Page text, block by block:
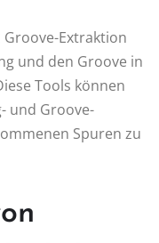
Extraktion
und den Groove in
Tools können
und Groove-
Spuren zu